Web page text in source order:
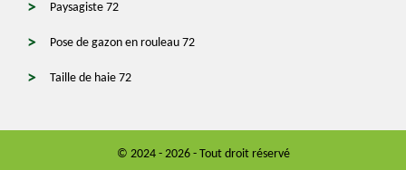
Paysagiste 72
Pose de gazon en rouleau 72
Taille de haie 72
© 2024 - 2026 - Tout droit réservé